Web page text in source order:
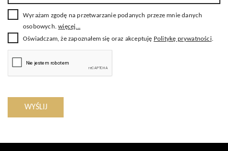
Wyrażam zgodę na przetwarzanie podanych przeze mnie danych
osobowych.więcej...
Oświadczam, że zapoznałem się oraz akceptuję Politykę prywatności.
WYŚLIJ